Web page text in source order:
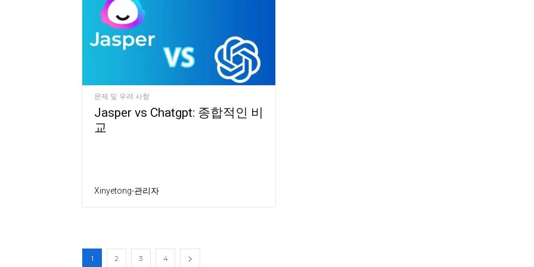
문제 및 우려 사항
Jasper vs Chatgpt: 종합적인 비
교
Xinyetong-관리자
1 2 3 4